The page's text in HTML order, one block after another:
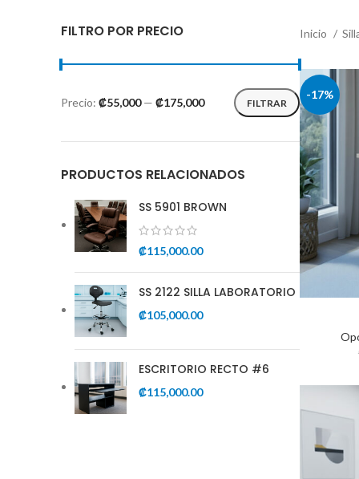
FILTRO POR PRECIO
FILTRAR
Precio: ₡55,000— ₡175,000
PRODUCTOS RELACIONADOS
SS 5901 BROWN
₡115,000.00
SS 2122 SILLA LABORATORIO
₡105,000.00
ESCRITORIO RECTO #6
₡115,000.00
Inicio
-17%